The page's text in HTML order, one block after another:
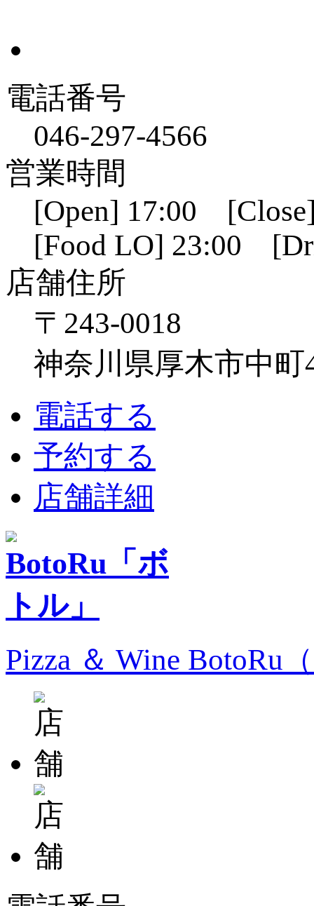
電話番号
046-297-4566
営業時間
[Open] 17:00
[Food LO] 23:00
店舗住所
〒243-0018
神奈川県厚木市中町
電話する
予約する
店舗詳細
Pizza ＆ Wine BotoRu